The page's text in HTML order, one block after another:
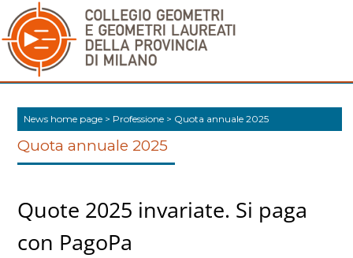
News home page > Professione > Quota annuale 2025
Quota annuale 2025
Quote 2025 invariate. Si paga
con PagoPa